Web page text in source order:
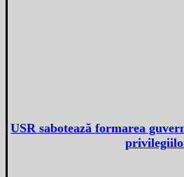
USR sabotează formarea